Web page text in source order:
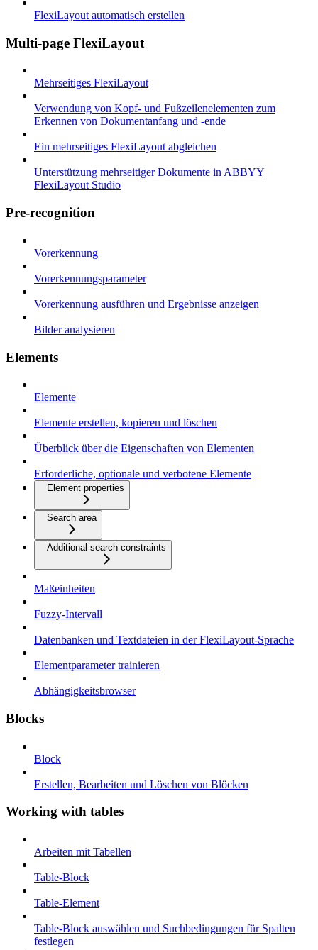
FlexiLayout automatisch erstellen
Multi-page FlexiLayout
Mehrseitiges FlexiLayout
Verwendung von Kopf- und Fußzeilenelementen zum
Erkennen von Dokumentanfang und -ende
Ein mehrseitiges FlexiLayout abgleichen
Unterstützung mehrseitiger Dokumente in ABBYY
FlexiLayout Studio
Pre-recognition
Vorerkennung
Vorerkennungsparameter
Vorerkennung ausführen und Ergebnisse anzeigen
Bilder analysieren
Elements
Elemente
Elemente erstellen, kopieren und löschen
Überblick über die Eigenschaften von Elementen
Erforderliche, optionale und verbotene Elemente
Element properties
Search area
Additional search constraints
Maßeinheiten
Fuzzy-Intervall
Datenbanken und Textdateien in der FlexiLayout-Sprache
Elementparameter trainieren
Abhängigkeitsbrowser
Blocks
Block
Erstellen, Bearbeiten und Löschen von Blöcken
Working with tables
Arbeiten mit Tabellen
Table-Block
Table-Element
Table-Block auswählen und Suchbedingungen für Spalten
festlegen